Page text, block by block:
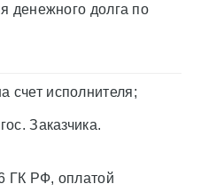
денежного долга по
счет исполнителя;
Заказчика.
ГК РФ, оплатой